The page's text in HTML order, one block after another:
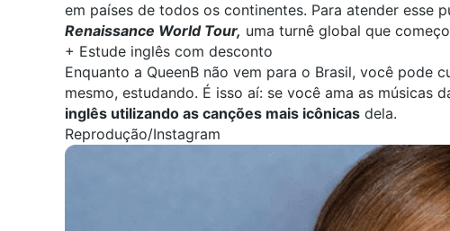
em países de todos os continentes. Para atender esse
Renaissance World Tour, uma turnê global que
+ Estude inglês com desconto
Enquanto a QueenB não vem para o Brasil, você pode
mesmo, estudando. É isso aí: se você ama as músicas
inglês utilizando as canções mais icônicas dela.
Reprodução/Instagram